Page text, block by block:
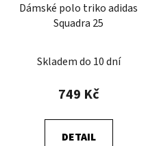
Dámské polo triko adidas
Squadra 25
Skladem do 10 dní
749 Kč
DETAIL